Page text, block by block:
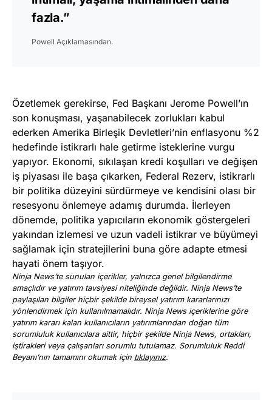
fazla.”
Powell Açıklamasından.
Özetlemek gerekirse, Fed Başkanı Jerome Powell’ın
son konuşması, yaşanabilecek zorlukları kabul
ederken Amerika Birleşik Devletleri’nin enflasyonu %2
hedefinde istikrarlı hale getirme isteklerine vurgu
yapıyor. Ekonomi, sıkılaşan kredi koşulları ve değişen
iş piyasası ile başa çıkarken, Federal Rezerv, istikrarlı
bir politika düzeyini sürdürmeye ve kendisini olası bir
resesyonu önlemeye adamış durumda. İlerleyen
dönemde, politika yapıcıların ekonomik göstergeleri
yakından izlemesi ve uzun vadeli istikrar ve büyümeyi
sağlamak için stratejilerini buna göre adapte etmesi
hayati önem taşıyor.
Ninja News’te sunulan içerikler, yalnızca genel bilgilendirme
amaçlıdır ve yatırım tavsiyesi niteliğinde değildir. Ninja News’te
paylaşılan bilgiler hiçbir şekilde bireysel yatırım kararlarınızı
yönlendirmek için kullanılmamalıdır. Ninja News içeriklerine göre
yatırım kararı kalan kullanıcıların yatırımlarından doğan tüm
sorumluluk kullanıcılara aittir, hiçbir şekilde Ninja News, ortakları,
iştirakleri veya çalışanları sorumlu tutulamaz. Sorumluluk Reddi
Beyanı’nın tamamını okumak için tıklayınız.